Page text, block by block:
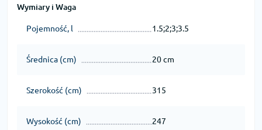
Wymiary i Waga
Pojemność, l 1.5;2;3;3.5
Średnica (cm) 20 cm
Szerokość (cm) 315
Wysokość (cm) 247